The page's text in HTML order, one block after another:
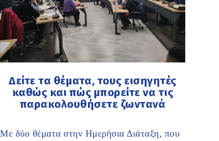
Δείτε τα θέματα, τους εισηγητές
καθώς και πώς μπορείτε να τις
παρακολουθήσετε ζωντανά
Με δύο θέματα στην Ημερήσια Διάταξη, που